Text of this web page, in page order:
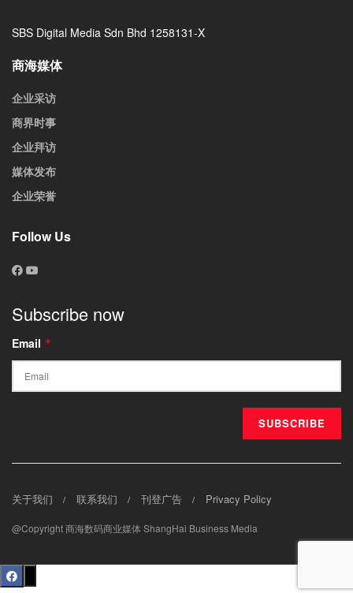
SBS Digital Media Sdn Bhd 1258131-X
商海媒体
企业采访
商界时事
企业拜访
媒体发布
企业荣誉
Follow Us
Subscribe now
Email *
关于我们 联系我们 刊登广告 Privacy Policy
@Copyright 商海数码商业媒体 ShangHai Business Media